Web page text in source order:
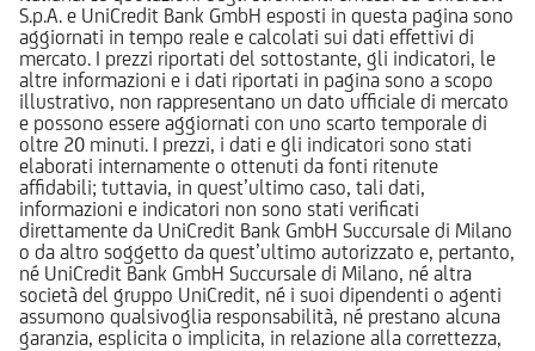
S.p.A. e UniCredit Bank GmbH esposti in questa pagina sono
aggiornati in tempo reale e calcolati sui dati effettivi di
mercato. I prezzi riportati del sottostante, gli indicatori, le
altre informazioni e i dati riportati in pagina sono a scopo
illustrativo, non rappresentano un dato ufficiale di mercato
e possono essere aggiornati con uno scarto temporale di
oltre 20 minuti. I prezzi, i dati e gli indicatori sono stati
elaborati internamente o ottenuti da fonti ritenute
affidabili; tuttavia, in quest’ultimo caso, tali dati,
informazioni e indicatori non sono stati verificati
direttamente da UniCredit Bank GmbH Succursale di Milano
o da altro soggetto da quest’ultimo autorizzato e, pertanto,
né UniCredit Bank GmbH Succursale di Milano, né altra
società del gruppo UniCredit, né i suoi dipendenti o agenti
assumono qualsivoglia responsabilità, né prestano alcuna
garanzia, esplicita o implicita, in relazione alla correttezza,